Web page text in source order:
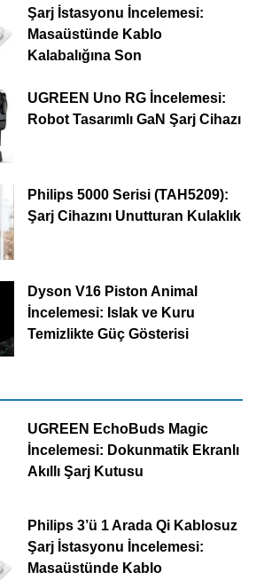
Şarj İstasyonu İncelemesi:
Masaüstünde Kablo
Kalabalığına Son
UGREEN Uno RG İncelemesi:
Robot Tasarımlı GaN Şarj Cihazı
Philips 5000 Serisi (TAH5209):
Şarj Cihazını Unutturan Kulaklık
Dyson V16 Piston Animal
İncelemesi: Islak ve Kuru
Temizlikte Güç Gösterisi
UGREEN EchoBuds Magic
İncelemesi: Dokunmatik Ekranlı
Akıllı Şarj Kutusu
Philips 3’ü 1 Arada Qi Kablosuz
Şarj İstasyonu İncelemesi:
Masaüstünde Kablo